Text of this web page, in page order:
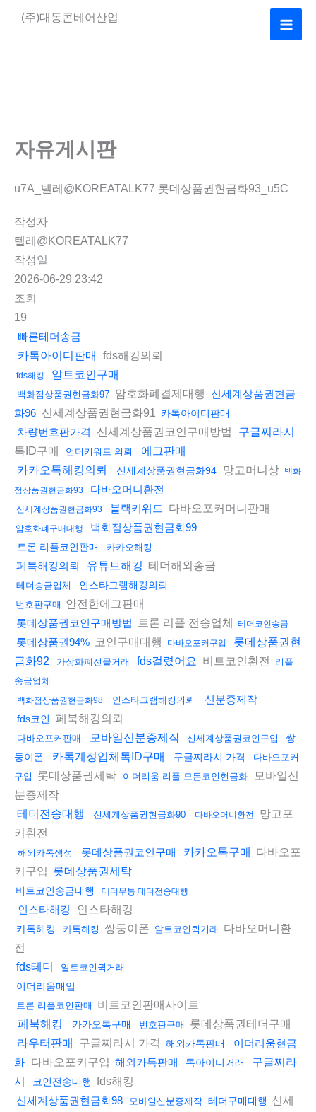
(주)대동콘베어산업
자유게시판
u7A_텔레@KOREATALK77 롯데상품권현금화93_u5C
작성자
텔레@KOREATALK77
작성일
2026-06-29 23:42
조회
19
빠른테더송금
카톡아이디판매
fds해킹의뢰
fds해킹 알트코인구매
백화점상품권현금화97 암호화폐결제대행
신세계상품권현금
화96 신세계상품권현금화91 카톡아이디판매
차량번호판가격 신세계상품권코인구매방법 구글찌라시
톡ID구매 언더키워드 의뢰
에그판매
카카오톡해킹의뢰
신세계상품권현금화94 망고머니상 백화
점상품권현금화93
다바오머니환전
신세계상품권현금화93 블랙키워드 다바오포커머니판매
암호화폐구매대행 백화점상품권현금화99
트론 리플코인판매 카카오해킹
페북해킹의뢰 유튜브해킹 테더해외송금
테더송금업체 인스타그램해킹의뢰
번호판구매 안전한에그판매
롯데상품권코인구매방법 트론 리플 전송업체 테더코인송금
롯데상품권94% 코인구매대행 다바오포커구입
롯데상품권현
금화92
가상화폐선물거래 fds걸렸어요 비트코인환전
리플
송금업체
백화점상품권현금화98 인스타그램해킹의뢰 신분증제작
fds코인 페북해킹의뢰
다바오포커판매 모바일신분증제작 신세계상품권코인구입
쌍
둥이폰
카톡계정업체톡ID구매 구글찌라시 가격
다바오포커
구입
롯데상품권세탁 이더리움 리플 모든코인현금화
모바일신
분증제작
테더전송대행 신세계상품권현금화90 다바오머니환전
망고포
커환전
해외카톡생성 롯데상품권코인구매 카카오톡구매
다바오포
커구입 롯데상품권세탁
비트코인송금대행 테더무통 테더전송대행
인스타해킹 인스타해킹
카톡해킹 카톡해킹 쌍둥이폰 알트코인퀵거래
다바오머니환
전
fds테더 알트코인퀵거래
이더리움매입
트론 리플코인판매 비트코인판매사이트
페북해킹 카카오톡구매 번호판구매 롯데상품권테더구매
라우터판매 구글찌라시 가격 해외카톡판매
이더리움현금
화 다바오포커구입 해외카톡판매 톡아이디거래
구글찌라
시
코인전송대행 fds해킹
신세계상품권현금화98 모바일신분증제작 테더구매대행 신세